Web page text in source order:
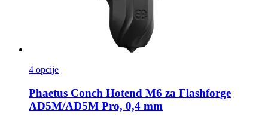
4 opcije
Phaetus Conch Hotend M6 za Flashforge
AD5M/AD5M Pro, 0,4 mm